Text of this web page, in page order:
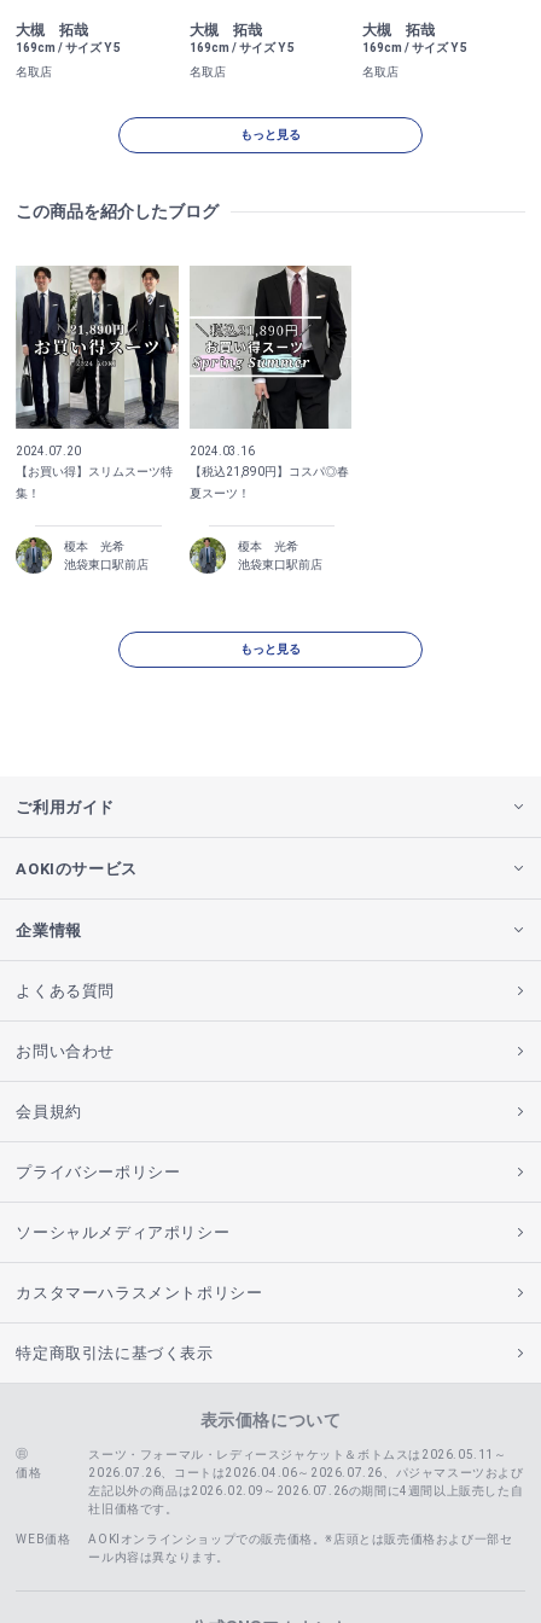
大槻 拓哉
169cm / サイズ Y 5
名取店
大槻 拓哉
169cm / サイズ Y 5
名取店
大槻 拓哉
169cm / サイズ Y 5
名取店
もっと見る
この商品を紹介したブログ
2024.07.20
【お買い得】スリムスーツ特
集！
榎本 光希
池袋東口駅前店
2024.03.16
【税込21,890円】コスパ◎春
夏スーツ！
榎本 光希
池袋東口駅前店
もっと見る
ご利用ガイド
AOKIのサービス
企業情報
よくある質問
お問い合わせ
会員規約
プライバシーポリシー
ソーシャルメディアポリシー
カスタマーハラスメントポリシー
特定商取引法に基づく表示
表示価格について
価格
スーツ・フォーマル・レディースジャケット＆ボトムスは2026.05.11～
2026.07.26、コートは2026.04.06～2026.07.26、
パジャマスーツおよび
左記以外の商品は2026.02.09～2026.07.26の期間に4週間以上販売した自
社旧価格です。
WEB価格
AOKIオンラインショップでの販売価格。※店頭とは販売価格および一部セ
ール内容は異なります。